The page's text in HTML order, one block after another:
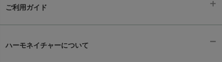
ご利用ガイド
ハーモネイチャーについて